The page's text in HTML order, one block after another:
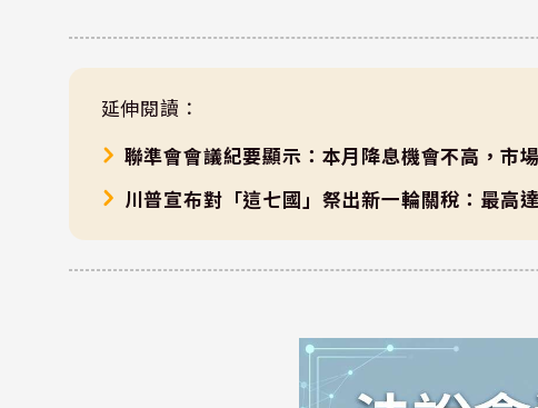
延伸閱讀：
聯準會會議紀要顯示：本月降息機會不高，市
川普宣布對「這七國」祭出新一輪關稅：最高